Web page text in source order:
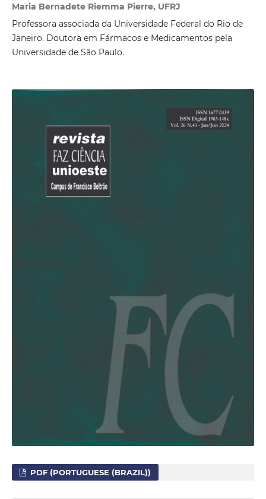
Maria Bernadete Riemma Pierre, UFRJ
Professora associada da Universidade Federal do Rio de
Janeiro. Doutora em Fármacos e Medicamentos pela
Universidade de São Paulo.
PDF (PORTUGUESE (BRAZIL))